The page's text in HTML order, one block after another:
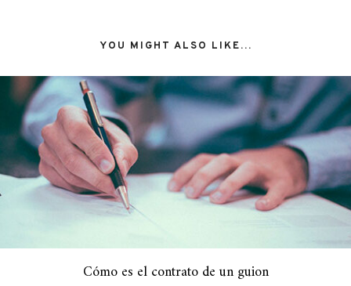
YOU MIGHT ALSO LIKE...
Cómo es el contrato de un guion